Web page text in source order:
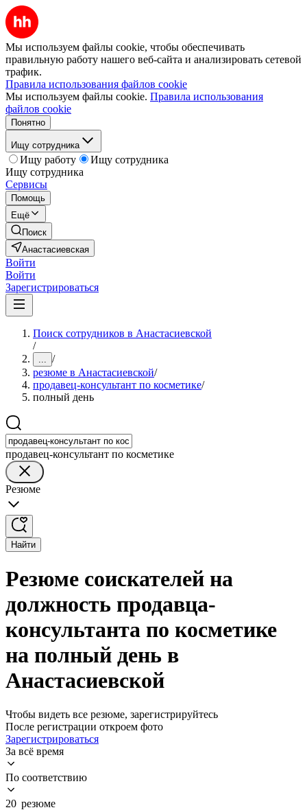
Мы используем файлы cookie, чтобы обеспечивать
правильную работу нашего веб-сайта и анализировать сетевой
трафик.
Правила использования файлов cookie
Мы используем файлы cookie. Правила использования
файлов cookie
Понятно
Ищу сотрудника
Ищу работу
Ищу сотрудника
Ищу сотрудника
Сервисы
Помощь
Ещё
Поиск
Анастасиевская
Войти
Войти
Зарегистрироваться
Поиск сотрудников в Анастасиевской
/
... /
резюме в Анастасиевской/
продавец-консультант по косметике/
полный день
продавец-консультант по косметике
Резюме
Найти
Резюме соискателей на
должность продавца-
консультанта по косметике
на полный день в
Анастасиевской
Чтобы видеть все резюме, зарегистрируйтесь
После регистрации откроем фото
Зарегистрироваться
За всё время
По соответствию
20 резюме